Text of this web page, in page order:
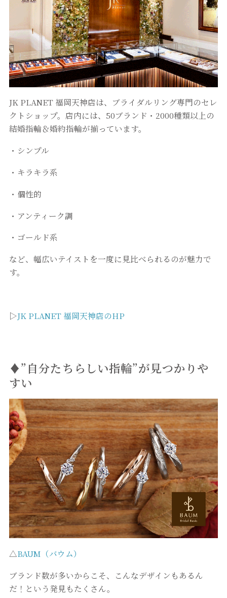
JK PLANET 福岡天神店は、ブライダルリング専門のセレ
クトショップ。店内には、50ブランド・2000種類以上の
結婚指輪＆婚約指輪が揃っています。
・シンプル
・キラキラ系
・個性的
・アンティーク調
・ゴールド系
など、幅広いテイストを一度に見比べられるのが魅力で
す。
▷JK PLANET 福岡天神店のHP
♦”自分たちらしい指輪”が見つかりや
すい
△BAUM（バウム）
ブランド数が多いからこそ、こんなデザインもあるん
だ！という発見もたくさん。